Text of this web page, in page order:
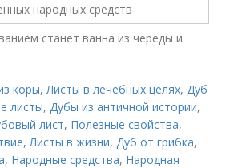
станет ванна из череды и
коры,Листы в лечебных целях,Дуб
листы,Дубы из античной истории,
лист, Полезные свойства,
,Листы в жизни,Дуб от грибка,
, Народные средства, Народная